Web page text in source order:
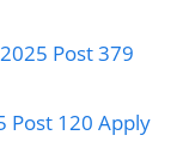
Post 379
Post 120 Apply